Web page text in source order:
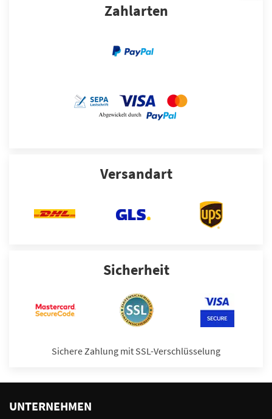
Zahlarten
Versandart
Sicherheit
Sichere Zahlung mit SSL-Verschlüsselung
UNTERNEHMEN